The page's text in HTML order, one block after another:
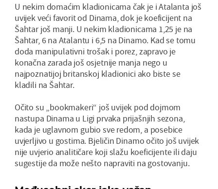
U nekim domaćim kladionicama čak je i Atalanta još
uvijek veći favorit od Dinama, dok je koeficijent na
Šahtar još manji. U nekim kladionicama 1,25 je na
Šahtar, 6 na Atalantu i 6,5 na Dinamo. Kad se tomu
doda manipulativni trošak i porez, zapravo je
konačna zarada još osjetnije manja nego u
najpoznatijoj britanskoj kladionici ako biste se
kladili na Šahtar.
Očito su „bookmakeri“ još uvijek pod dojmom
nastupa Dinama u Ligi prvaka prijašnjih sezona,
kada je uglavnom gubio sve redom, a posebice
uvjerljivo u gostima. Bjeličin Dinamo očito još uvijek
nije uvjerio analitičare koji slažu koeficijente ili daju
sugestije da može nešto napraviti na gostovanju.